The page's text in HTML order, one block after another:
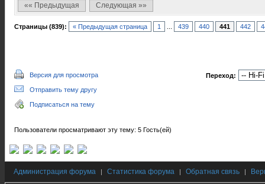
«« Предыдущая Следующая »»
Страницы (839): « Предыдущая страница 1 439 440 441 442
Версия для просмотра
Отправить тему другу
Подписаться на тему
Переход:
Пользователи просматривают эту тему: 5 Гость(ей)
Администрация форума | Статистика форума | Обратная связь |